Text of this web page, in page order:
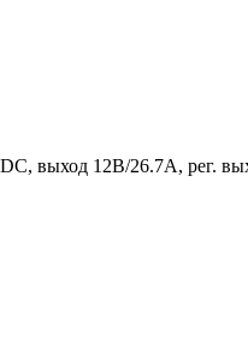
выход 12В/26.7A, рег.